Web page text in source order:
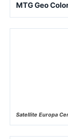
MTG Geo
EUMETSAT –